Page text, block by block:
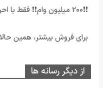
❗❗200 میلیون وام❗❗ فقط با احراز هویت
برای فروش بیشتر، همین
از دیگر رسانه ها